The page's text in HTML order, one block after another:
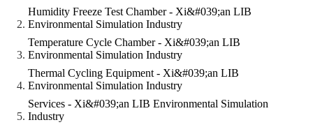
Humidity Freeze Test Chamber - Xi&#039;an LIB
Environmental Simulation Industry
Temperature Cycle Chamber - Xi&#039;an LIB
Environmental Simulation Industry
Thermal Cycling Equipment - Xi&#039;an LIB
Environmental Simulation Industry
Services - Xi&#039;an LIB Environmental Simulation
Industry